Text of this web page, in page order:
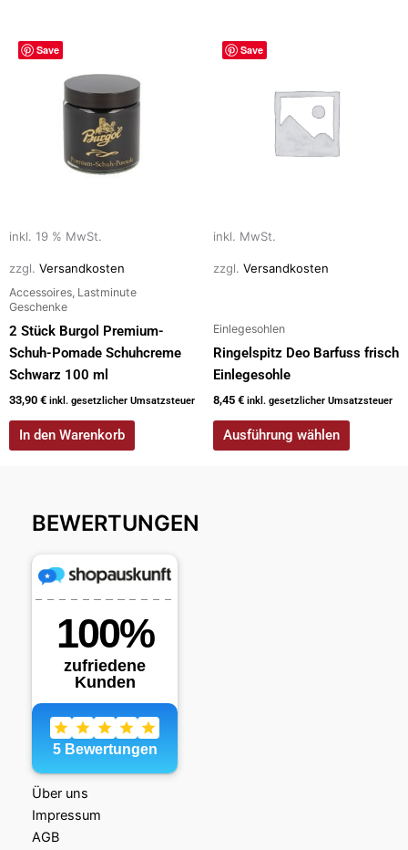
Save
inkl. 19 % MwSt.
zzgl. Versandkosten
Accessoires, Lastminute
Geschenke
2 Stück Burgol Premium-
Schuh-Pomade Schuhcreme
Schwarz 100 ml
33,90 € inkl. gesetzlicher Umsatzsteuer
In den Warenkorb
Save
inkl. MwSt.
zzgl. Versandkosten
Einlegesohlen
Ringelspitz Deo Barfuss frisch
Einlegesohle
8,45 € inkl. gesetzlicher Umsatzsteuer
Ausführung wählen
Dieses
Produkt
auf
Produktseite
werden
BEWERTUNGEN
Über uns
Impressum
AGB